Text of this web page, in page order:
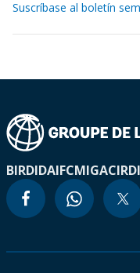
Suscríbase al boletín
BIRDIDAIFCMIGACIRDI